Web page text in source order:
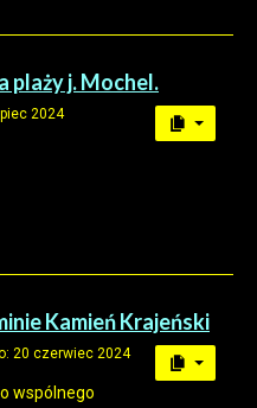
plaży j. Mochel.
2024
Kamień Krajeński
20 czerwiec 2024
wspólnego